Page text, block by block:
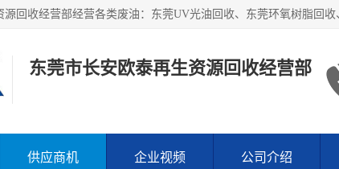
东莞市长安欧泰再生资源回收经营部
供应商机 企业视频 公司介绍